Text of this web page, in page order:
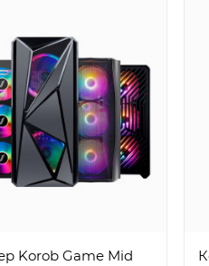
Korob Game Mid